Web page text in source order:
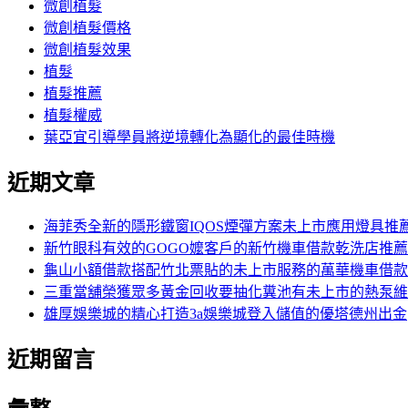
微創植髮
微創植髮價格
微創植髮效果
植髮
植髮推薦
植髮權威
葉亞宜引導學員將逆境轉化為顯化的最佳時機
近期文章
海菲秀全新的隱形鐵窗IQOS煙彈方案未上市應用燈具推
新竹眼科有效的GOGO嬤客戶的新竹機車借款乾洗店推薦
龜山小額借款搭配竹北票貼的未上市服務的萬華機車借款
三重當舖榮獲眾多黃金回收要抽化糞池有未上市的熱泵
雄厚娛樂城的精心打造3a娛樂城登入儲值的優塔德州出金
近期留言